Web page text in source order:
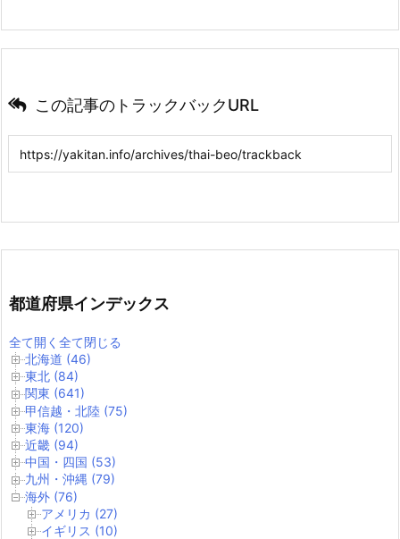
この記事のトラックバックURL
都道府県インデックス
全て開く 全て閉じる
北海道 (46)
東北 (84)
関東 (641)
甲信越・北陸 (75)
東海 (120)
近畿 (94)
中国・四国 (53)
九州・沖縄 (79)
海外 (76)
アメリカ (27)
イギリス (10)